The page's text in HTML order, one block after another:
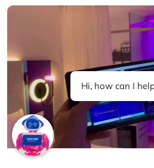
Hi, how can I